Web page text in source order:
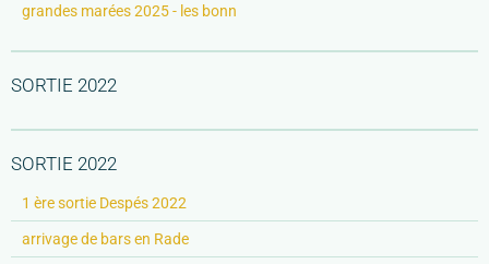
grandes marées 2025 - les bonn
SORTIE 2022
SORTIE 2022
1 ère sortie Despés 2022
arrivage de bars en Rade